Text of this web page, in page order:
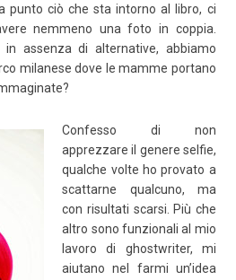
punto ciò che sta intorno al libro, ci
nemmeno una foto in coppia.
assenza di alternative, abbiamo
milanese dove le mamme portano
Confesso di non
apprezzare il genere selfie,
qualche volte ho provato a
scattarne qualcuno, ma
con risultati scarsi. Più che
altro sono funzionali al mio
lavoro di ghostwriter, mi
aiutano nel farmi un’idea